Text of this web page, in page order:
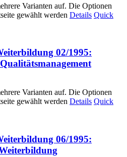
Varianten auf. Die Optionen
gewählt werden Details Quick
02/1995:
Varianten auf. Die Optionen
gewählt werden Details Quick
06/1995: